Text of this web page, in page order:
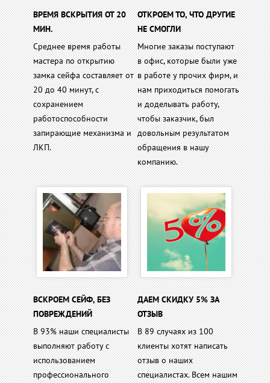
ВРЕМЯ ВСКРЫТИЯ ОТ 20
МИН.
Среднее время работы
мастера по открытию
замка сейфа составляет от
20 до 40 минут, с
сохранением
работоспособности
запирающие механизма и
ЛКП.
ОТКРОЕМ ТО, ЧТО ДРУГИЕ
НЕ СМОГЛИ
Многие заказы поступают
в офис, которые были уже
в работе у прочих фирм, и
нам приходиться помогать
и доделывать работу,
чтобы заказчик, был
довольным результатом
обращения в нашу
компанию.
ВСКРОЕМ СЕЙФ, БЕЗ
ПОВРЕЖДЕНИЙ
В 93% наши специалисты
выполняют работу с
использованием
профессионального
ДАЕМ СКИДКУ 5% ЗА
ОТЗЫВ
В 89 случаях из 100
клиенты хотят написать
отзыв о наших
специалистах. Всем нашим